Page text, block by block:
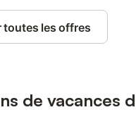
toutes les offres
de vacances